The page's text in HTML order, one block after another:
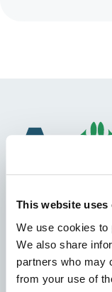
This website uses
We use cookies to
We also share
partners who may
from your use of
Gatunki
Koncepcje